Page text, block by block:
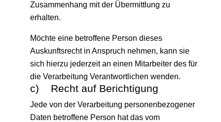
Zusammenhang mit der Übermittlung zu
erhalten.
Möchte eine betroffene Person dieses
Auskunftsrecht in Anspruch nehmen, kann sie
sich hierzu jederzeit an einen Mitarbeiter des für
die Verarbeitung Verantwortlichen wenden.
c) Recht auf Berichtigung
Jede von der Verarbeitung personenbezogener
Daten betroffene Person hat das vom